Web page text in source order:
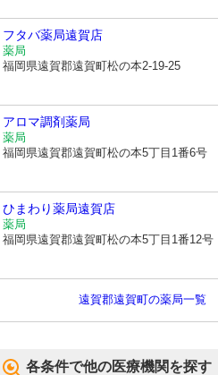
フタバ薬局遠賀店
薬局
福岡県遠賀郡遠賀町松の本2-19-25
アロマ調剤薬局
薬局
福岡県遠賀郡遠賀町松の本5丁目1番6号
ひまわり薬局遠賀店
薬局
福岡県遠賀郡遠賀町松の本5丁目1番12号
遠賀郡遠賀町の薬局一覧
各条件で他の医療機関を探す